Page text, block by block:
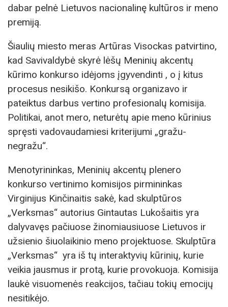
dabar pelnė Lietuvos nacionalinę kultūros ir meno
premiją.
Šiaulių miesto meras Artūras Visockas patvirtino,
kad Savivaldybė skyrė lėšų Meninių akcentų
kūrimo konkurso idėjoms įgyvendinti , o į kitus
procesus nesikišo. Konkursą organizavo ir
pateiktus darbus vertino profesionalų komisija.
Politikai, anot mero, neturėtų apie meno kūrinius
spręsti vadovaudamiesi kriterijumi „gražu-
negražu“.
Menotyrininkas, Meninių akcentų plenero
konkurso vertinimo komisijos pirmininkas
Virginijus Kinčinaitis sakė, kad skulptūros
„Verksmas“ autorius Gintautas Lukošaitis yra
dalyvavęs pačiuose žinomiausiuose Lietuvos ir
užsienio šiuolaikinio meno projektuose. Skulptūra
„Verksmas“ yra iš tų interaktyvių kūrinių, kurie
veikia jausmus ir protą, kurie provokuoja. Komisija
laukė visuomenės reakcijos, tačiau tokių emocijų
nesitikėjo.